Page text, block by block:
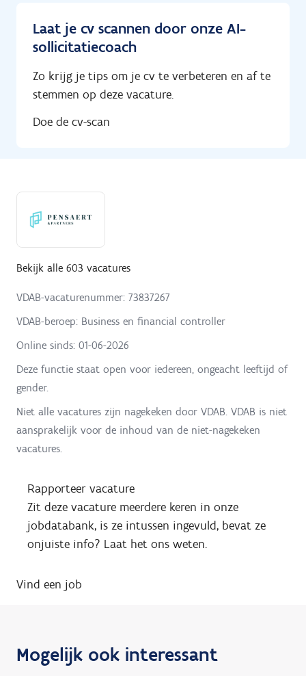
Laat je cv scannen door onze AI-
sollicitatiecoach
Zo krijg je tips om je cv te verbeteren en af te
stemmen op deze vacature.
Doe de cv-scan
Bekijk alle 603 vacatures
VDAB-vacaturenummer: 73837267
VDAB-beroep: Business en financial controller
Online sinds: 01-06-2026
Deze functie staat open voor iedereen, ongeacht leeftijd of
gender.
Niet alle vacatures zijn nagekeken door VDAB. VDAB is niet
aansprakelijk voor de inhoud van de niet-nagekeken
vacatures.
Rapporteer vacature
Zit deze vacature meerdere keren in onze
jobdatabank, is ze intussen ingevuld, bevat ze
onjuiste info? Laat het ons weten.
Vind een job
Mogelijk ook interessant